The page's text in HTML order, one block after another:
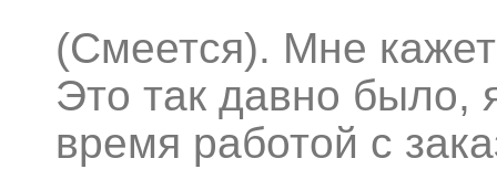
(Смеется). Мне
Это так давно было,
время работой с